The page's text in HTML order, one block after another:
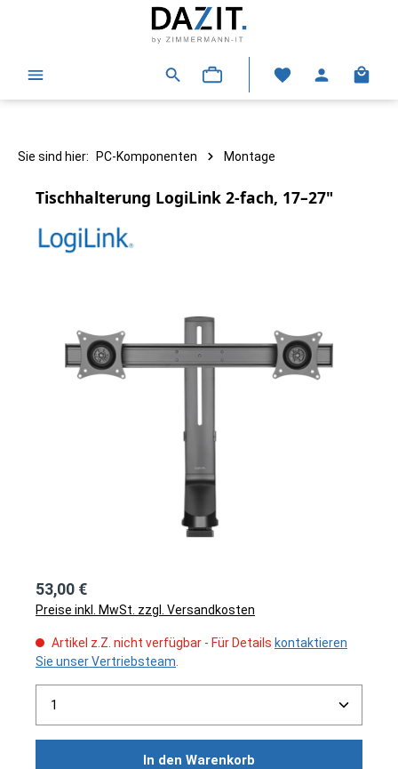
Sie sind hier: PC-Komponenten Montage
Tischhalterung LogiLink 2-fach, 17–27"
53,00 €
Preise inkl. MwSt. zzgl. Versandkosten
Artikel z.Z. nicht verfügbar - Für Details kontaktieren
Sie unser Vertriebsteam
Produkt Anzahl: Gib den gewünschten Wert ein
In den Warenkorb